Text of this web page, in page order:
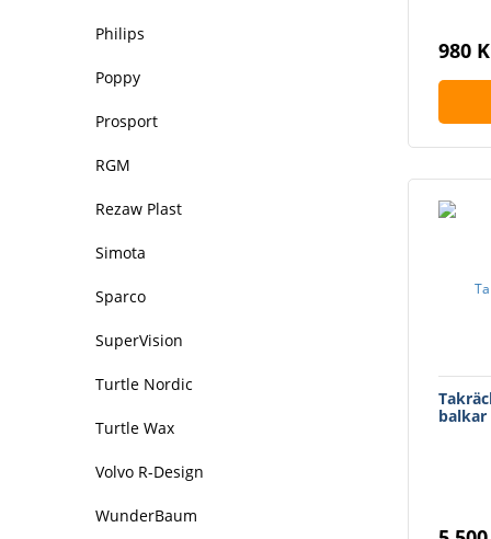
Philips
Poppy
Prosport
RGM
Rezaw Plast
Simota
Sparco
SuperVision
Turtle Nordic
Turtle Wax
Volvo R-Design
WunderBaum
980
balkar